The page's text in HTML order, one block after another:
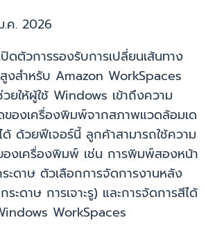
.ค. 2026
ดตัวการรองรับการเปลี่ยนเส้นทาง
งสำหรับ Amazon WorkSpaces
ยให้ผู้ใช้ Windows เข้าถึงความ
ของเครื่องพิมพ์จากสภาพแวดล้อมเด
ด้วยฟีเจอร์นี้ ลูกค้าสามารถใช้ความ
องเครื่องพิมพ์ เช่น การพิมพ์สองหน้า
ะดาษ ตัวเลือกการจัดการงานหลัง
ะดาษ การเจาะรู) และการจัดการสีได้
WorkSpaces